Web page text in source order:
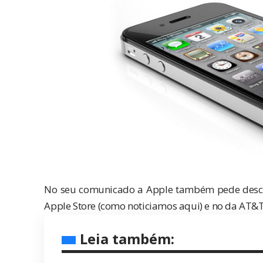
No seu comunicado a Apple também pede
Apple Store (como noticiamos aqui) e no da
Leia também: